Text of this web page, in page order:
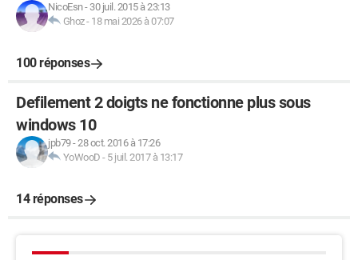
NicoEsn- 30 juil. 2015 à 23:13
Ghoz- 18 mai 2026 à 07:07
100 réponses
Defilement 2 doigts ne fonctionne plus sous
windows 10
jpb79-28 oct. 2016 à 17:26
YoWooD - 5 juil. 2017 à 13:17
14 réponses